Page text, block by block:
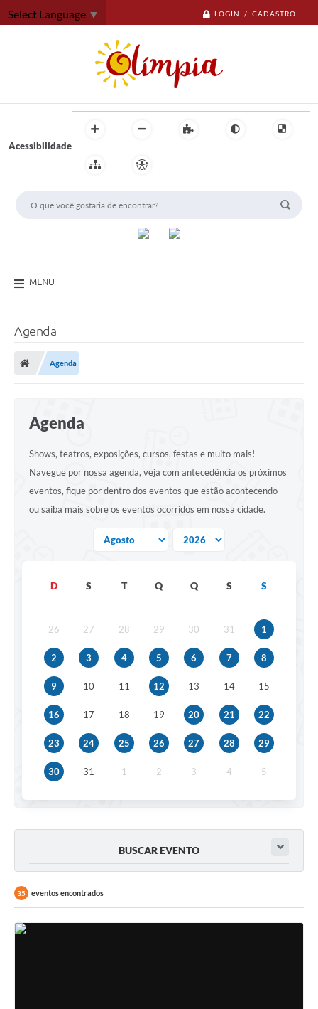
LOGIN / CADASTRO
Select Language ▼
Acessibilidade
MENU
Agenda
Agenda
Agenda
Shows, teatros, exposições, cursos, festas e muito mais!
Navegue por nossa agenda, veja com antecedência os próximos
eventos, fique por dentro dos eventos que estão acontecendo
ou saiba mais sobre os eventos ocorridos em nossa cidade.
D S T Q Q S S
26 27 28 29 30 31 1
2 3 4 5 6 7 8
9 10 11 12 13 14 15
16 17 18 19 20 21 22
23 24 25 26 27 28 29
30 31 1 2 3 4 5
BUSCAR EVENTO
35 eventos encontrados